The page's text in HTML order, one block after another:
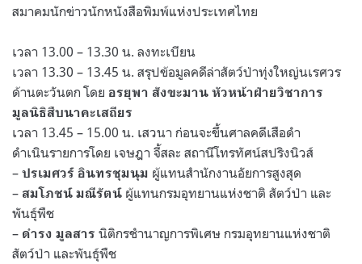
สมาคมนักข่าวนักหนังสือพิมพ์แห่งประเทศไทย
เวลา 13.00 – 13.30 น. ลงทะเบียน
เวลา 13.30 – 13.45 น. สรุปข้อมูลคดีล่าสัตว์ป่าทุ่งใหญ่นเรศวร
ด้านตะวันตก โดย อรยุพา สังขะมาน หัวหน้าฝ่ายวิชาการ
มูลนิธิสืบนาคะเสถียร
เวลา 13.45 – 15.00 น. เสวนา ก่อนจะขึ้นศาลคดีเสือดำ
ดำเนินรายการโดย เจษฎา จี้สละ สถานีโทรทัศน์สปริงนิวส์
– ปรเมศวร์ อินทรชุมนุม ผู้แทนสำนักงานอัยการสูงสุด
– สมโภชน์ มณีรัตน์ ผู้แทนกรมอุทยานแห่งชาติ สัตว์ป่า และ
พันธุ์พืช
– ดำรง มูลสาร นิติกรชำนาญการพิเศษ กรมอุทยานแห่งชาติ
สัตว์ป่า และพันธุ์พืช